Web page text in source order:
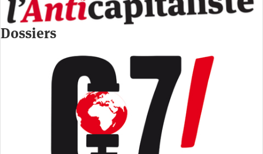
Dossiers